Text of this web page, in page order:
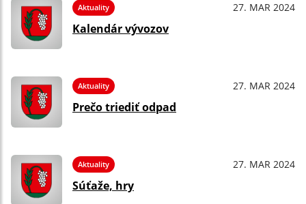
Aktuality 27. MAR 2024
Kalendár vývozov
Aktuality 27. MAR 2024
Prečo triediť odpad
Aktuality 27. MAR 2024
Súťaže, hry